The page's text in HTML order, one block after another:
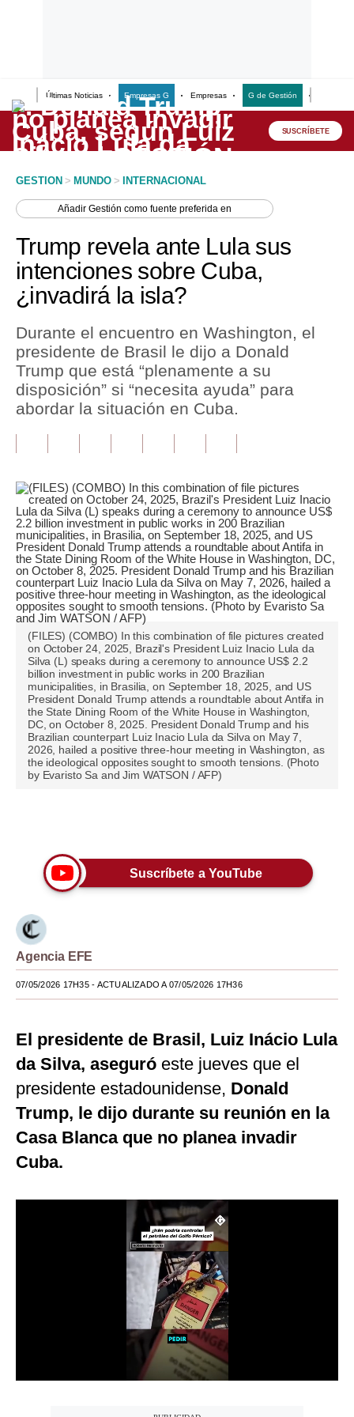
Últimas Noticias Empresas G Empresas G de Gestión
Lo último
Peru Quiosco
Economía
Mercados
Política
Tu Dinero
Finanzas Personales
Opinión
Editorial
Pregunta de hoy
Blogs
Tendencias
Lujo
Viajes
Moda
Estilos
México
España
Internacional
Tecnología
Club del Suscriptor
G de Gestión
Notas Contratadas
Podcast
Gestión TV
SUSCRÍBETE
GESTION > MUNDO > INTERNACIONAL
AñadirGestión como fuente preferida en
Trump revela ante Lula sus
intenciones sobre Cuba,
¿invadirá la isla?
Durante el encuentro en Washington, el
presidente de Brasil le dijo a Donald
Trump que está “plenamente a su
disposición” si “necesita ayuda” para
abordar la situación en Cuba.
(FILES) (COMBO) In this combination of file pictures created
on October 24, 2025, Brazil's President Luiz Inacio Lula da
Silva (L) speaks during a ceremony to announce US$ 2.2
billion investment in public works in 200 Brazilian
municipalities, in Brasilia, on September 18, 2025, and US
President Donald Trump attends a roundtable about Antifa in
the State Dining Room of the White House in Washington,
DC, on October 8, 2025. President Donald Trump and his
Brazilian counterpart Luiz Inacio Lula da Silva on May 7,
2026, hailed a positive three-hour meeting in Washington, as
the ideological opposites sought to smooth tensions. (Photo
by Evaristo Sa and Jim WATSON / AFP)
Suscríbete a YouTube
Agencia EFE
07/05/2026 17H35- ACTUALIZADO A 07/05/2026 17H36
El presidente de Brasil, Luiz Inácio Lula
da Silva, aseguró este jueves que el
presidente estadounidense, Donald
Trump, le dijo durante su reunión en la
Casa Blanca que no planea invadir
Cuba.